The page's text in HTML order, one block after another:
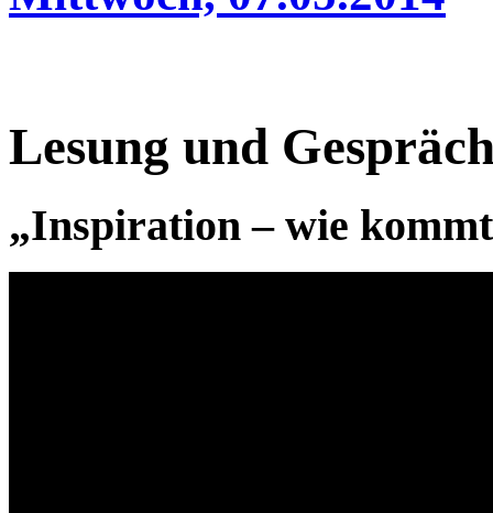
Lesung und
„Inspiration – wie